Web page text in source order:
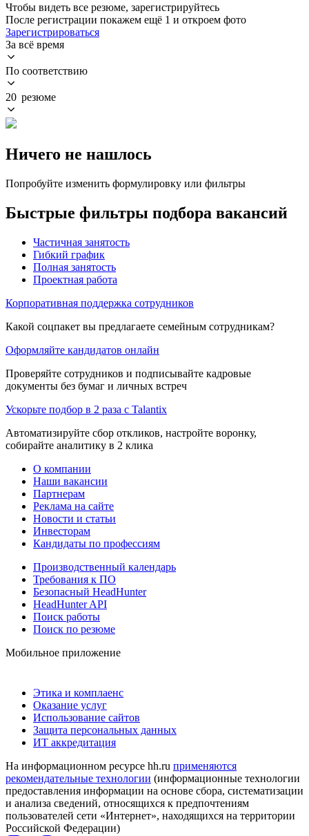
Чтобы видеть все резюме, зарегистрируйтесь
После регистрации покажем ещё 1 и откроем фото
Зарегистрироваться
За всё время
По соответствию
20 резюме
Ничего не нашлось
Попробуйте изменить формулировку или фильтры
Быстрые фильтры подбора вакансий
Частичная занятость
Гибкий график
Полная занятость
Проектная работа
Корпоративная поддержка сотрудников
Какой соцпакет вы предлагаете семейным сотрудникам?
Оформляйте кандидатов онлайн
Проверяйте сотрудников и подписывайте кадровые
документы без бумаг и личных встреч
Ускорьте подбор в 2 раза с Talantix
Автоматизируйте сбор откликов, настройте воронку,
собирайте аналитику в 2 клика
О компании
Наши вакансии
Партнерам
Реклама на сайте
Новости и статьи
Инвесторам
Кандидаты по профессиям
Производственный календарь
Требования к ПО
Безопасный HeadHunter
HeadHunter API
Поиск работы
Поиск по резюме
Мобильное приложение
Этика и комплаенс
Оказание услуг
Использование сайтов
Защита персональных данных
ИТ аккредитация
На информационном ресурсе hh.ru применяются
рекомендательные технологии (информационные технологии
предоставления информации на основе сбора, систематизации
и анализа сведений, относящихся к предпочтениям
пользователей сети «Интернет», находящихся на территории
Российской Федерации)